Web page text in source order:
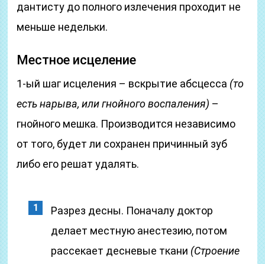
дантисту до полного излечения проходит не
меньше недельки.
Местное исцеление
1-ый шаг исцеления – вскрытие абсцесса (то
есть нарыва, или гнойного воспаления) –
гнойного мешка. Производится независимо
от того, будет ли сохранен причинный зуб
либо его решат удалять.
Разрез десны. Поначалу доктор
делает местную анестезию, потом
рассекает десневые ткани (Строение